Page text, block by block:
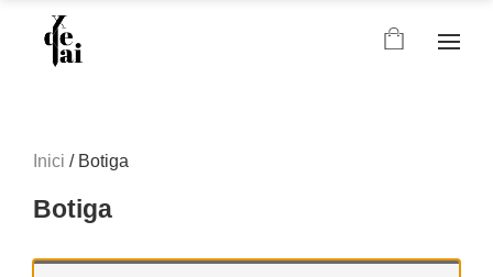
Inici / Botiga
Botiga